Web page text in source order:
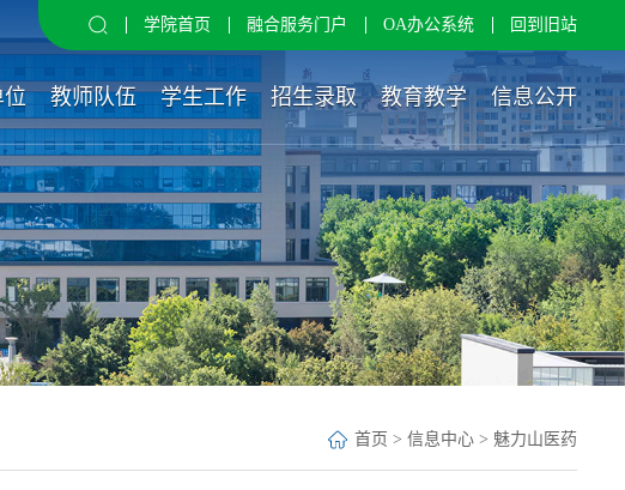
学院首页 融合服务门户 OA办公系统 回到旧站
位 教师队伍 学生工作 招生录取 教育教学 信息公开
首页 > 信息中心> 魅力山医药